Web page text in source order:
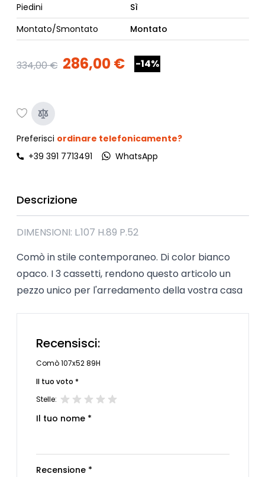
Piedini
Sì
Montato/Smontato
Montato
334,00 € 286,00 € -14%
Preferisci ordinare telefonicamente?
+39 391 7713491
WhatsApp
Descrizione
DIMENSIONI: L.107 H.89 P.52
Comò in stile contemporaneo. Di color bianco
opaco. I 3 cassetti, rendono questo articolo un
pezzo unico per l'arredamento della vostra casa
Recensisci:
Comò 107x52 89H
Il tuo voto *
Stelle:
Il tuo nome *
Recensione *